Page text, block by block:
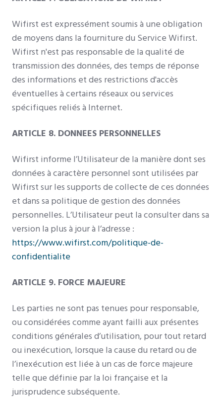
Wifirst est expressément soumis à une obligation
de moyens dans la fourniture du Service Wifirst.
Wifirst n'est pas responsable de la qualité de
transmission des données, des temps de réponse
des informations et des restrictions d'accès
éventuelles à certains réseaux ou services
spécifiques reliés à Internet.
ARTICLE 8. DONNEES PERSONNELLES
Wifirst informe l’Utilisateur de la manière dont ses
données à caractère personnel sont utilisées par
Wifirst sur les supports de collecte de ces données
et dans sa politique de gestion des données
personnelles. L’Utilisateur peut la consulter dans sa
version la plus à jour à l’adresse :
https://www.wifirst.com/politique-de-
confidentialite
ARTICLE 9. FORCE MAJEURE
Les parties ne sont pas tenues pour responsable,
ou considérées comme ayant failli aux présentes
conditions générales d’utilisation, pour tout retard
ou inexécution, lorsque la cause du retard ou de
l’inexécution est liée à un cas de force majeure
telle que définie par la loi française et la
jurisprudence subséquente.